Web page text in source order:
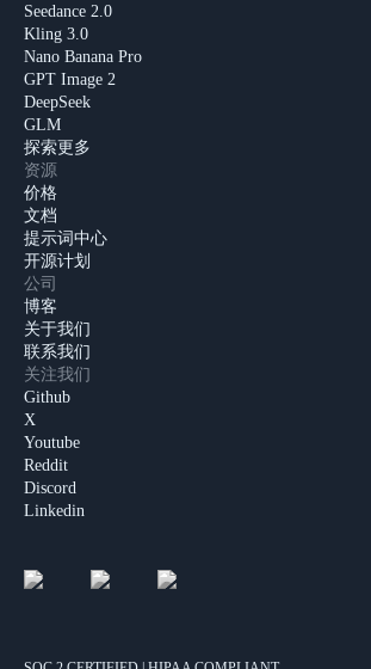
Seedance 2.0
Kling 3.0
Nano Banana Pro
GPT Image 2
DeepSeek
GLM
探索更多
资源
价格
文档
提示词中心
开源计划
公司
博客
关于我们
联系我们
关注我们
Github
X
Youtube
Reddit
Discord
Linkedin